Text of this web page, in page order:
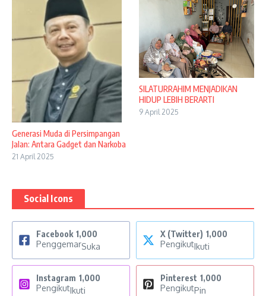
Generasi Muda di Persimpangan
Jalan: Antara Gadget dan Narkoba
21 April 2025
SILATURRAHIM MENJADIKAN
HIDUP LEBIH BERARTI
9 April 2025
Social Icons
Facebook 1,000
PenggemarSuka
X (Twitter) 1,000
PengikutIkuti
Instagram 1,000
PengikutIkuti
Pinterest 1,000
PengikutPin